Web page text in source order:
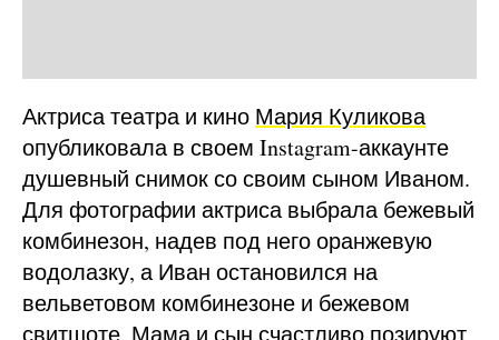
Актриса театра и кино Мария Куликова
опубликовала в своем Instagram-аккаунте
душевный снимок со своим сыном Иваном.
Для фотографии актриса выбрала бежевый
комбинезон, надев под него оранжевую
водолазку, а Иван остановился на
вельветовом комбинезоне и бежевом
свитшоте. Мама и сын счастливо позируют